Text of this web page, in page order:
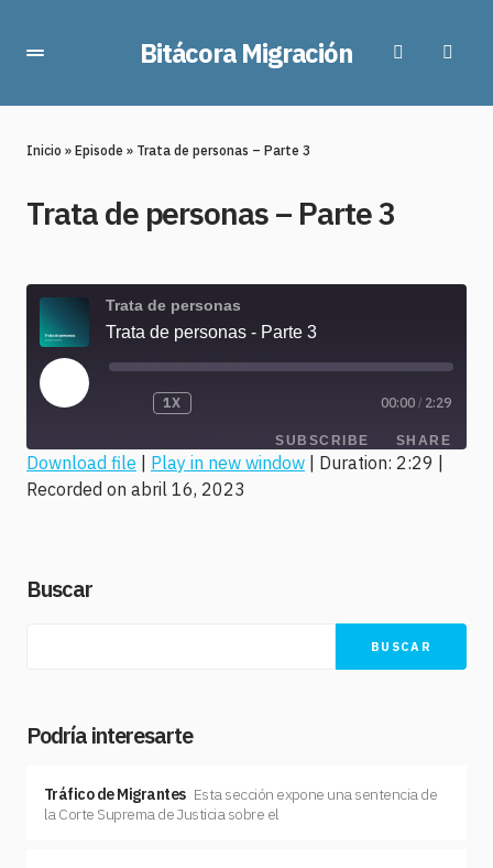
Bitácora Migración
Inicio » Episode » Trata de personas – Parte 3
Trata de personas – Parte 3
Trata de personas
Trata de personas - Parte 3
1X 00:00 / 2:29
SUBSCRIBE SHARE
SHARE
EMBED
Download file Play in new window Duration: 2:29
Recorded on abril 16, 2023
Buscar
BUSCAR
Podría interesarte
Tráfico de Migrantes Esta sección expone una sentencia de
la Corte Suprema de Justicia sobre el